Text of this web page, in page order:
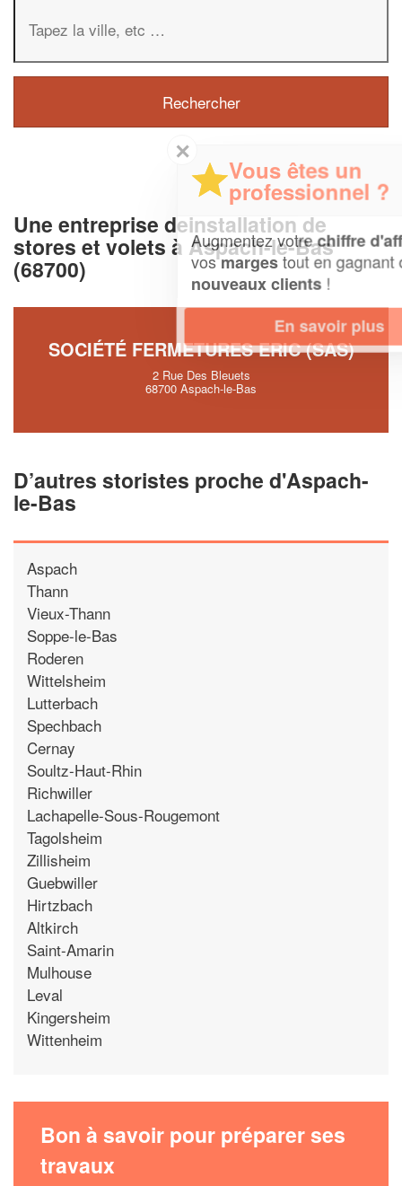
Une entreprise deinstallation de
stores et volets à Aspach-le-Bas
(68700)
SOCIÉTÉ FERMETURES ERIC (SAS)
2 Rue Des Bleuets
68700 Aspach-le-Bas
D’autres storistes proche d'Aspach-
le-Bas
Aspach
Thann
Vieux-Thann
Soppe-le-Bas
Roderen
Wittelsheim
Lutterbach
Spechbach
Cernay
Soultz-Haut-Rhin
Richwiller
Lachapelle-Sous-Rougemont
Tagolsheim
Zillisheim
Guebwiller
Hirtzbach
Altkirch
Saint-Amarin
Mulhouse
Leval
Kingersheim
Wittenheim
Bon à savoir pour préparer ses
travaux
Vous êtes un
professionnel ?
Augmentez votrechiffre d'affaireset
vosmargestout en gagnant de
nouveaux clients!
En savoir plus